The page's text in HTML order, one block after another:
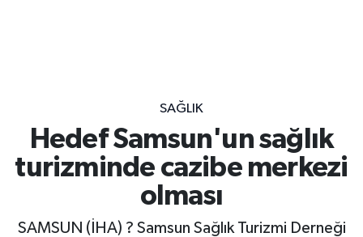
SAĞLIK
Hedef Samsun'un sağlık
turizminde cazibe merkezi
olması
SAMSUN (İHA) ? Samsun Sağlık Turizmi Derneği